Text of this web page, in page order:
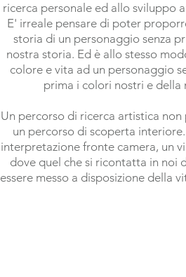
ricerca personale ed allo sviluppo
E' irreale pensare di poter
storia di un personaggio senza
nostra storia. Ed è allo stesso
colore e vita ad un personaggio
prima i colori nostri e della
Un percorso di ricerca artistica
un percorso di scoperta
interpretazione fronte camera, un
dove quel che si ricontatta in noi
essere messo a disposizione della